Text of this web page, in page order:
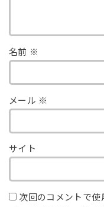
名前 ※
メール ※
サイト
次回のコメントで使